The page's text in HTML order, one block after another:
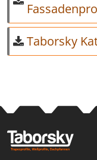
Taborsky